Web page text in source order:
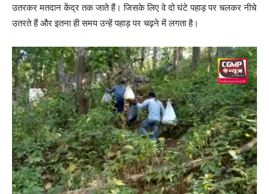
उतरकर मतदान केंद्र तक जाते हैं। जिसके लिए वे दो घंटे पहाड़ पर चलकर नीचे
उतरते हैं और इतना ही समय उन्हें पहाड़ पर चढ़ने में लगता है।